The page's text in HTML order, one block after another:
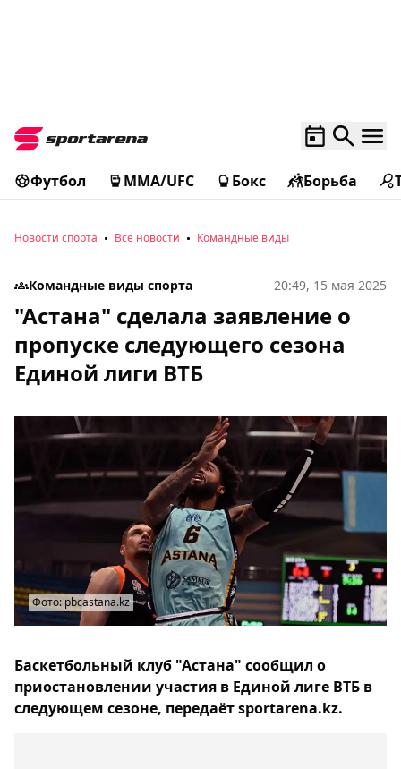
Футбол MMA/UFC Бокс Борьба
Новости спорта Все новости Командные виды
Командные виды спорта 20:49, 15 мая 2025
"Астана" сделала заявление о
пропуске следующего сезона
Единой лиги ВТБ
Фото: pbcastana.kz
Баскетбольный клуб "Астана" сообщил о
приостановлении участия в Единой лиге ВТБ в
следующем сезоне, передаёт sportarena.kz.